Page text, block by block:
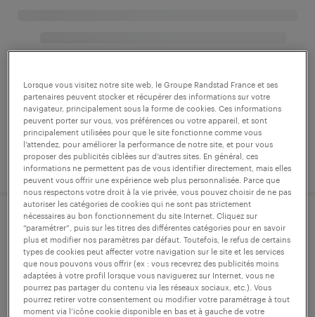
Lorsque vous visitez notre site web, le Groupe Randstad France et ses
partenaires peuvent stocker et récupérer des informations sur votre
navigateur, principalement sous la forme de cookies. Ces informations
peuvent porter sur vous, vos préférences ou votre appareil, et sont
principalement utilisées pour que le site fonctionne comme vous
l’attendez, pour améliorer la performance de notre site, et pour vous
proposer des publicités ciblées sur d’autres sites. En général, ces
informations ne permettent pas de vous identifier directement, mais elles
peuvent vous offrir une expérience web plus personnalisée. Parce que
nous respectons votre droit à la vie privée, vous pouvez choisir de ne pas
autoriser les catégories de cookies qui ne sont pas strictement
nécessaires au bon fonctionnement du site Internet. Cliquez sur
“paramétrer”, puis sur les titres des différentes catégories pour en savoir
plus et modifier nos paramètres par défaut. Toutefois, le refus de certains
types de cookies peut affecter votre navigation sur le site et les services
que nous pouvons vous offrir (ex : vous recevrez des publicités moins
adaptées à votre profil lorsque vous naviguerez sur Internet, vous ne
pourrez pas partager du contenu via les réseaux sociaux, etc.). Vous
pourrez retirer votre consentement ou modifier votre paramétrage à tout
moment via l’icône cookie disponible en bas et à gauche de votre